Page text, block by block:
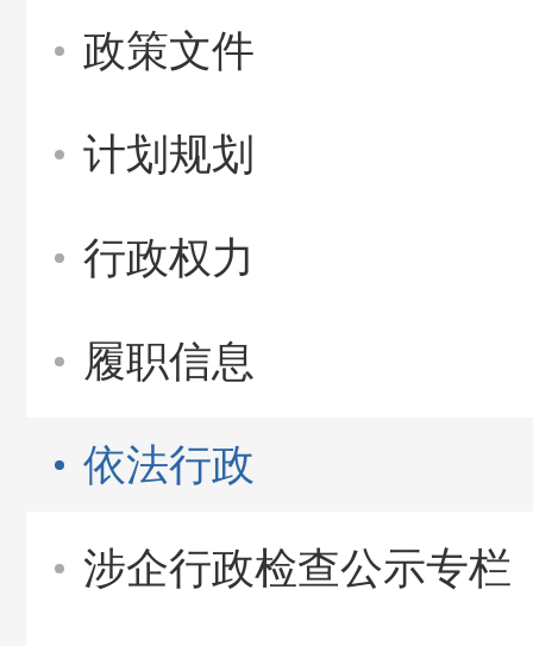
政策文件
计划规划
行政权力
履职信息
依法行政
涉企行政检查公示专栏